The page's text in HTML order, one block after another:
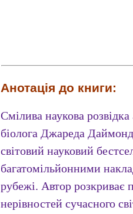
Анотація до книги:
Смілива наукова
біолога Джареда
світовий науковий
багатомільйонними
рубежі. Автор розкриває
нерівностей сучасного